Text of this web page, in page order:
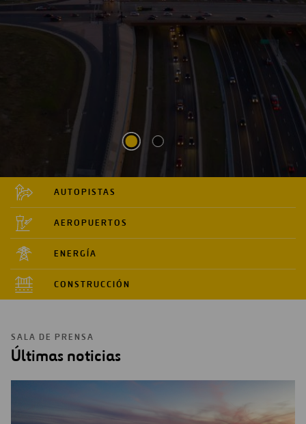
AUTOPISTAS
AEROPUERTOS
ENERGÍA
CONSTRUCCIÓN
SALA DE PRENSA
Últimas noticias